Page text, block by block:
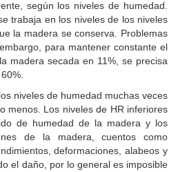
según los niveles de humedad.
trabaja en los niveles de los niveles
la madera se conserva. Problemas
para mantener constante el
madera secada en 11%, se precisa
niveles de humedad muchas veces
menos. Los niveles de HR inferiores
de humedad de la madera y los
de la madera, cuentos como
deformaciones, alabeos y
el daño, por lo general es imposible